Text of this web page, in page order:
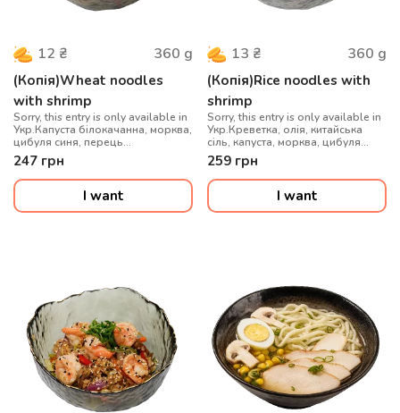
12 ₴ 360 g
(Копія)Wheat noodles
with shrimp
Sorry, this entry is only available in
Укр.Капуста білокачанна, морква,
цибуля синя, перець
болгарський, гриби муер, сіль
китайська, локшина удон, соус
WOK, цибуля зелена, кунжут мікс,
247 грн
I want
13 ₴ 360 g
(Копія)Rice noodles with
shrimp
Sorry, this entry is only available in
Укр.Креветка, олія, китайська
сіль, капуста, морква, цибуля
синя, перець болгарський, гриби
муер, рисова локшина, соус WOK,
цибуля зелена, кунжут мікс
259 грн
I want